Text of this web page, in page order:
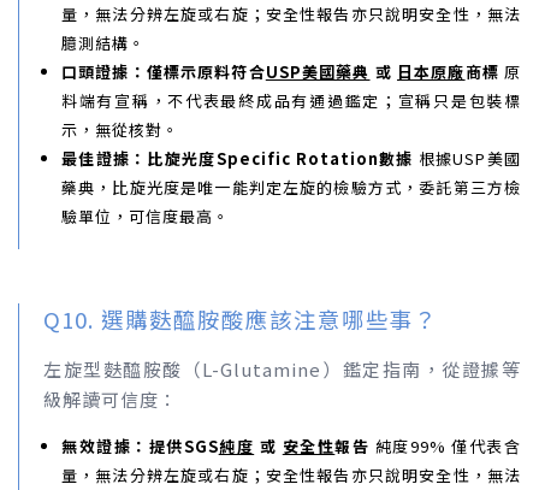
量，無法分辨左旋或右旋；安全性報告亦只說明安全性，無法
臆測結構。
口頭證據：僅標示原料符合USP美國藥典 或 日本原廠商標 原
料端有宣稱，不代表最終成品有通過鑑定；宣稱只是包裝標
示，無從核對。
最佳證據：比旋光度Specific Rotation數據 根據USP美國
藥典，比旋光度是唯一能判定左旋的檢驗方式，委託第三方檢
驗單位，可信度最高。
Q10. 選購麩醯胺酸應該注意哪些事？
左旋型麩醯胺酸（L-Glutamine）鑑定指南，從證據等
級解讀可信度：
無效證據：提供SGS純度 或 安全性報告 純度99% 僅代表含
量，無法分辨左旋或右旋；安全性報告亦只說明安全性，無法